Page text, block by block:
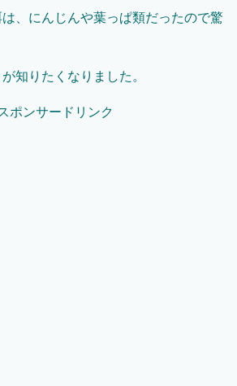
、にんじんや葉っぱ類だったので驚
知りたくなりました。
ポンサードリンク